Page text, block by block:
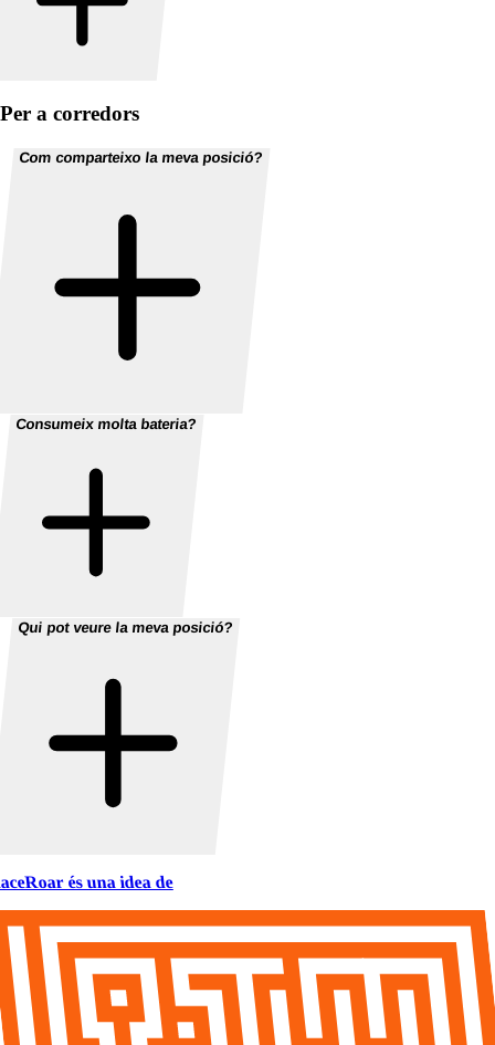
Per a corredors
Com comparteixo la meva posició?
Consumeix molta bateria?
Qui pot veure la meva posició?
és una idea de